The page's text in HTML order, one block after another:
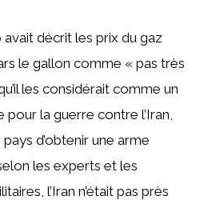
décrit les prix du gaz
le gallon comme « pas très
les considérait comme un
pour la guerre contre l’Iran,
d’obtenir une arme
les experts et les
l’Iran n’était pas près